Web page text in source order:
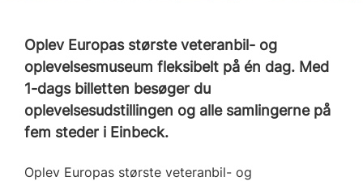
Oplev Europas største veteranbil- og
oplevelsesmuseum fleksibelt på én dag. Med
1-dags billetten besøger du
oplevelsesudstillingen og alle samlingerne på
fem steder i Einbeck.
Oplev Europas største veteranbil- og